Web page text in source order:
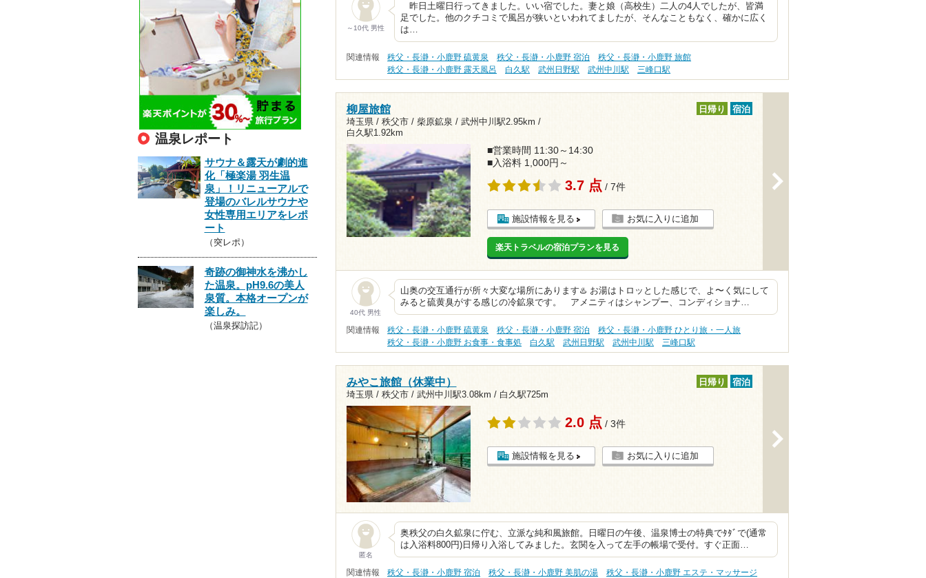
～10代 男性
昨日土曜日行ってきました。いい宿でした。妻と娘（高校生）二人の4人でしたが、皆満
足でした。他のクチコミで風呂が狭いといわれてましたが、そんなこともなく、確かに広く
は…
関連情報 秩父・長瀞・小鹿野 硫黄泉 秩父・長瀞・小鹿野 宿泊
秩父・長瀞・小鹿野 旅館
秩父・長瀞・小鹿野 露天風呂
白久駅 武州日野駅 武州中川駅 三峰口駅
柳屋旅館
埼玉県 / 秩父市 / 柴原鉱泉 / 武州中川駅2.95km /
白久駅1.92km
日帰り 宿泊
■営業時間 11:30～14:30
■入浴料 1,000円～
3.7 点 / 7件
施設情報を見る お気に入りに追加
楽天トラベルの宿泊プランを見る
40代 男性
山奥の交互通行が所々大変な場所にあります♨️ お湯はトロッとした感じで、よ〜く気にして
みると硫黄臭がする感じの冷鉱泉です。 アメニティはシャンプー、コンディショナ…
関連情報 秩父・長瀞・小鹿野 硫黄泉 秩父・長瀞・小鹿野 宿泊
秩父・長瀞・小鹿野 ひとり旅・一人旅
秩父・長瀞・小鹿野 お食事・食事処
白久駅 武州日野駅 武州中川駅 三峰口駅
みやこ旅館（休業中）
埼玉県 / 秩父市 / 武州中川駅3.08km / 白久駅725m
日帰り 宿泊
2.0 点 / 3件
施設情報を見る お気に入りに追加
匿名
奥秩父の白久鉱泉に佇む、立派な純和風旅館。日曜日の午後、温泉博士の特典でﾀﾀﾞで(通常
は入浴料800円)日帰り入浴してみました。玄関を入って左手の帳場で受付。すぐ正面…
関連情報 秩父・長瀞・小鹿野 宿泊 秩父・長瀞・小鹿野 美肌の湯
秩父・長瀞・小鹿野 エステ・マッサージ
温泉レポート
サウナ＆露天が劇的進
化「極楽湯 羽生温
泉」！リニューアルで
登場のバレルサウナや
女性専用エリアをレポ
ート
（突レポ）
奇跡の御神水を沸かし
た温泉。pH9.6の美人
泉質。本格オープンが
楽しみ。
（温泉探訪記）